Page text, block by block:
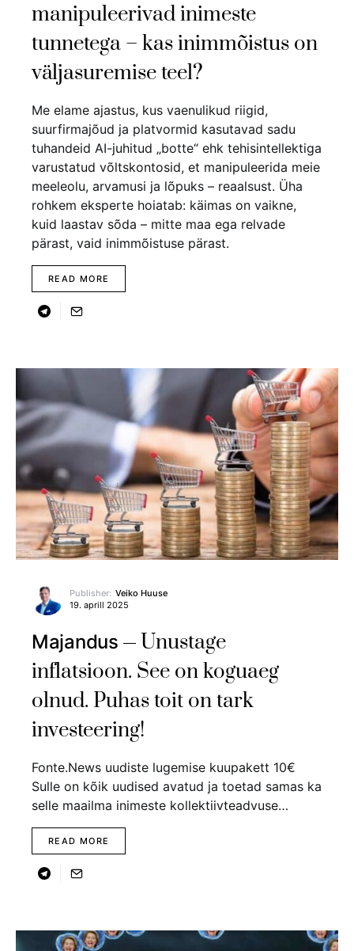
manipuleerivad inimeste
tunnetega – kas inimmõistus on
väljasuremise teel?
Me elame ajastus, kus vaenulikud riigid,
suurfirmajõud ja platvormid kasutavad sadu
tuhandeid AI-juhitud „botte“ ehk tehisintellektiga
varustatud võltskontosid, et manipuleerida meie
meeleolu, arvamusi ja lõpuks – reaalsust. Üha
rohkem eksperte hoiatab: käimas on vaikne,
kuid laastav sõda – mitte maa ega relvade
pärast, vaid inimmõistuse pärast.
READ MORE
Publisher: Veiko Huuse
19. aprill 2025
Majandus
Unustage
inflatsioon. See on koguaeg
olnud. Puhas toit on tark
investeering!
Fonte.News uudiste lugemise kuupakett 10€
Sulle on kõik uudised avatud ja toetad samas ka
selle maailma inimeste kollektiivteadvuse…
READ MORE